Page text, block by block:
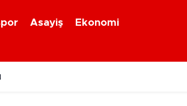
Asayiş
Ekonomi
başladı